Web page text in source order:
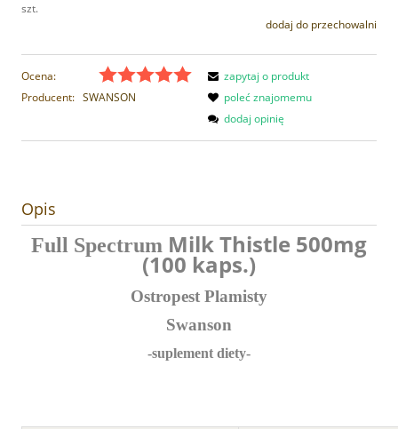
szt.
dodaj do przechowalni
Ocena:
Producent: SWANSON
zapytaj o produkt
poleć znajomemu
dodaj opinię
Opis
Full Spectrum Milk Thistle 500mg
(100 kaps.)
Ostropest Plamisty
Swanson
-suplement diety-